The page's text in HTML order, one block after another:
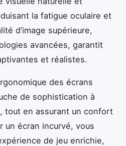
la fatigue oculaire et
d’image supérieure,
avancées, garantit
et réalistes.
des écrans
de sophistication à
tout en assurant un confort
un écran incurvé, vous
de jeu enrichie,